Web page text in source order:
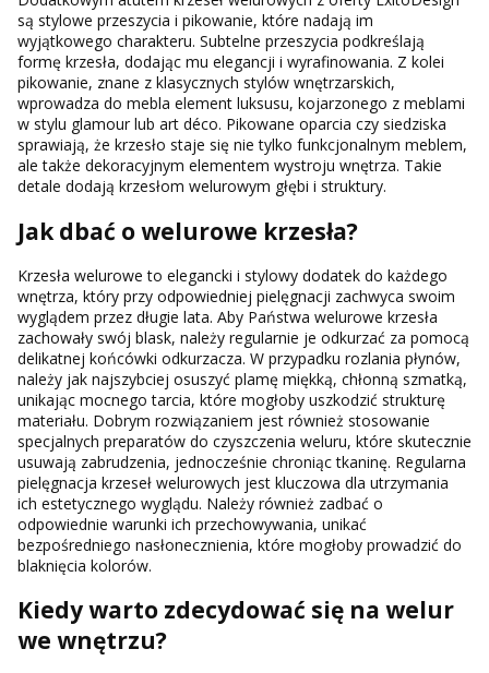
są stylowe przeszycia i pikowanie, które nadają im
wyjątkowego charakteru. Subtelne przeszycia podkreślają
formę krzesła, dodając mu elegancji i wyrafinowania. Z kolei
pikowanie, znane z klasycznych stylów wnętrzarskich,
wprowadza do mebla element luksusu, kojarzonego z meblami
w stylu glamour lub art déco. Pikowane oparcia czy siedziska
sprawiają, że krzesło staje się nie tylko funkcjonalnym meblem,
ale także dekoracyjnym elementem wystroju wnętrza. Takie
detale dodają krzesłom welurowym głębi i struktury.
Jak dbać o welurowe krzesła?
Krzesła welurowe to elegancki i stylowy dodatek do każdego
wnętrza, który przy odpowiedniej pielęgnacji zachwyca swoim
wyglądem przez długie lata. Aby Państwa welurowe krzesła
zachowały swój blask, należy regularnie je odkurzać za pomocą
delikatnej końcówki odkurzacza. W przypadku rozlania płynów,
należy jak najszybciej osuszyć plamę miękką, chłonną szmatką,
unikając mocnego tarcia, które mogłoby uszkodzić strukturę
materiału. Dobrym rozwiązaniem jest również stosowanie
specjalnych preparatów do czyszczenia weluru, które skutecznie
usuwają zabrudzenia, jednocześnie chroniąc tkaninę. Regularna
pielęgnacja krzeseł welurowych jest kluczowa dla utrzymania
ich estetycznego wyglądu. Należy również zadbać o
odpowiednie warunki ich przechowywania, unikać
bezpośredniego nasłonecznienia, które mogłoby prowadzić do
blaknięcia kolorów.
Kiedy warto zdecydować się na welur
we wnętrzu?